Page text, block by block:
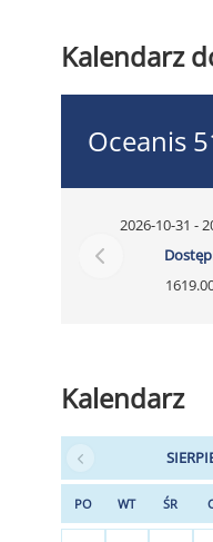
Kalendarz
Oceanis
2026-10-31 -
Kalendarz
PO WT ŚR